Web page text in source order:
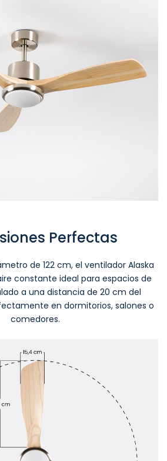
Perfectas
de 122 cm, el ventilador Alaska
constante ideal para espacios de
a una distancia de 20 cm del
en dormitorios, salones o
comedores.